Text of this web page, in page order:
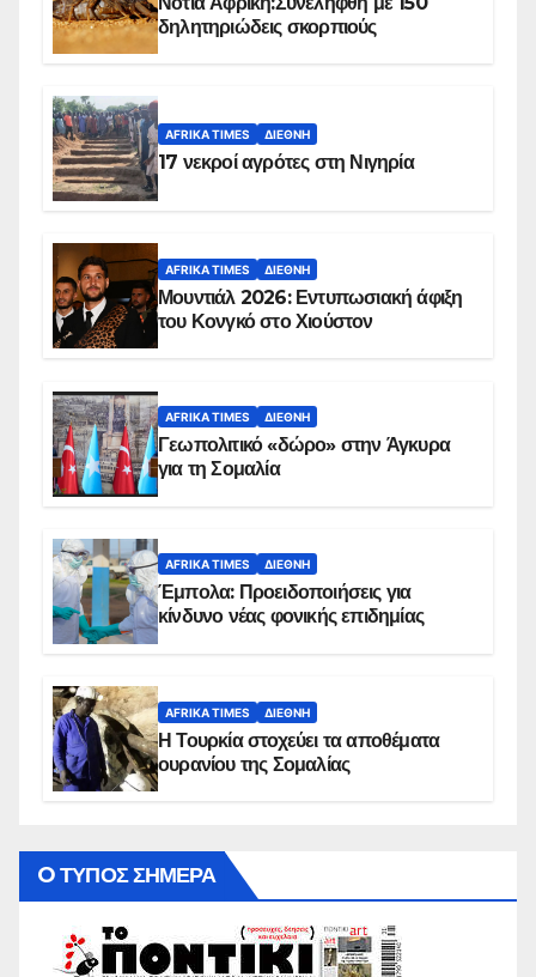
δηλητηριώδεις σκορπιούς
AFRIKA TIMES ΔΙΕΘΝΉ
17 νεκροί αγρότες στη Νιγηρία
AFRIKA TIMES ΔΙΕΘΝΉ
Μουντιάλ 2026: Εντυπωσιακή άφιξη
του Κονγκό στο Χιούστον
AFRIKA TIMES ΔΙΕΘΝΉ
Γεωπολιτικό «δώρο» στην Άγκυρα
για τη Σομαλία
AFRIKA TIMES ΔΙΕΘΝΉ
Έμπολα: Προειδοποιήσεις για
κίνδυνο νέας φονικής επιδημίας
AFRIKA TIMES ΔΙΕΘΝΉ
Η Τουρκία στοχεύει τα αποθέματα
ουρανίου της Σομαλίας
O ΤΥΠΟΣ ΣΗΜΕΡΑ